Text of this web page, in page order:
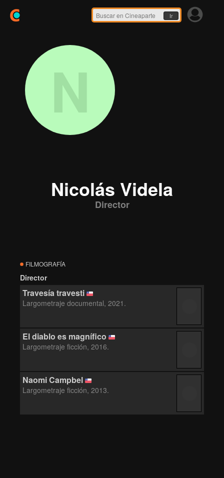
Ir
N
Nicolás Videla
Director
FILMOGRAFÍA
Director
Travesía travesti
Largometraje documental, 2021.
El diablo es magnífico
Largometraje ficción, 2016.
Naomi Campbel
Largometraje ficción, 2013.